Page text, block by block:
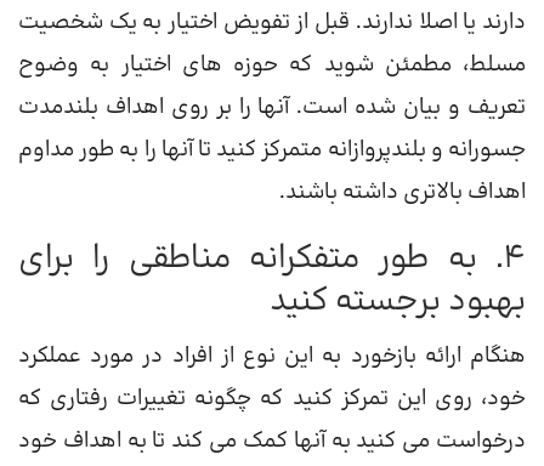
دارند یا اصلا ندارند. قبل از تفویض اختیار به یک شخصیت
مسلط، مطمئن شوید که حوزه های اختیار به وضوح
تعریف و بیان شده است. آنها را بر روی اهداف بلندمدت
جسورانه و بلندپروازانه متمرکز کنید تا آنها را به طور مداوم
اهداف بالاتری داشته باشند.
4. به طور متفکرانه مناطقی را برای
بهبود برجسته کنید
هنگام ارائه بازخورد به این نوع از افراد در مورد عملکرد
خود، روی این تمرکز کنید که چگونه تغییرات رفتاری که
درخواست می کنید به آنها کمک می کند تا به اهداف خود